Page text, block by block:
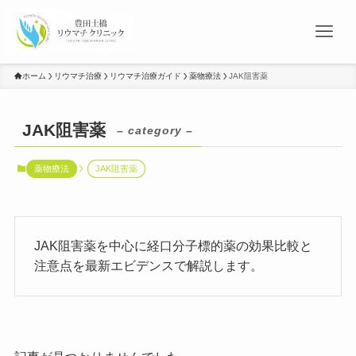
ホーム リウマチ治療 リウマチ治療ガイド 薬物療法 JAK阻害薬
JAK阻害薬 – category –
薬物療法 JAK阻害薬
JAK阻害薬を中心に経口分子標的薬の効果比較と
注意点を最新エビデンスで解説します。